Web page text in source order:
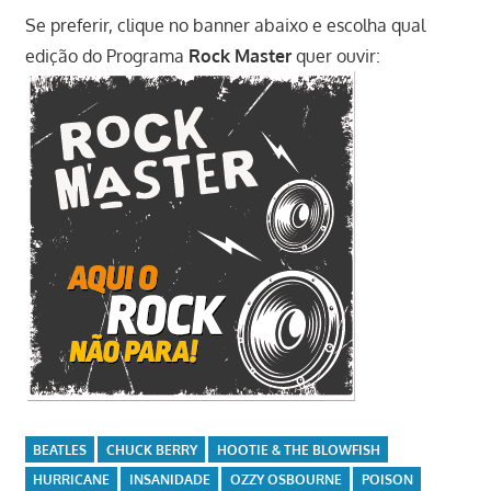
Se preferir, clique no banner abaixo e escolha qual
edição do Programa Rock Masterquer ouvir:
BEATLES CHUCK BERRY
HOOTIE & THE BLOWFISH
HURRICANE
INSANIDADE OZZY OSBOURNE POISON